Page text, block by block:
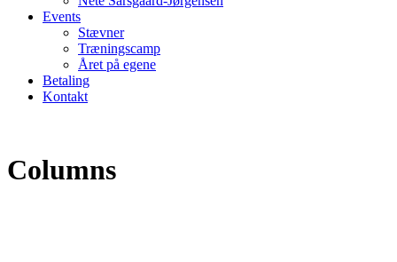
Events
Stævner
Træningscamp
Året på egene
Betaling
Kontakt
Columns